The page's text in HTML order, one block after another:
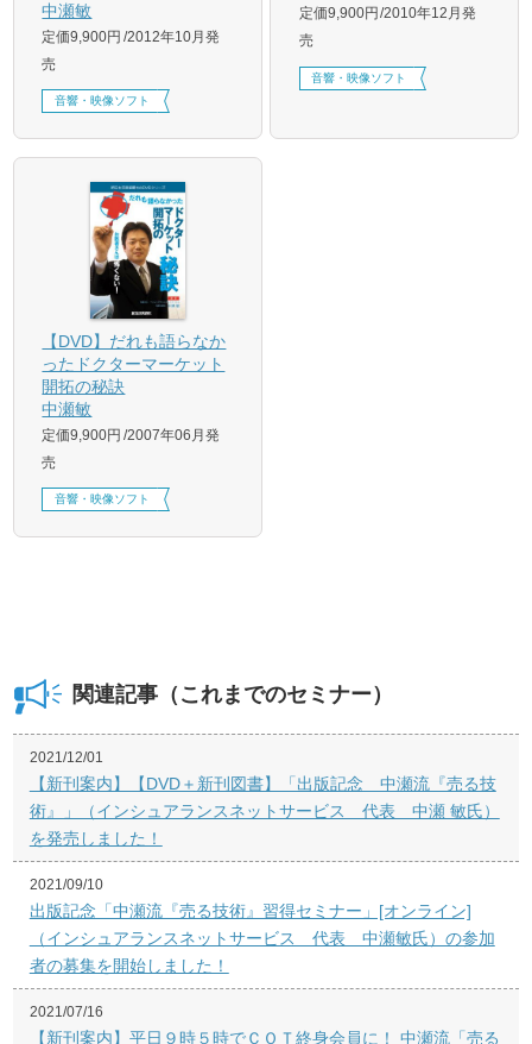
中瀬敏
定価9,900円 2012年10月発
売
音響・映像ソフト
定価9,900円 2010年12月発
売
音響・映像ソフト
【DVD】だれも語らなか
ったドクターマーケット
開拓の秘訣
中瀬敏
定価9,900円 2007年06月発
売
音響・映像ソフト
関連記事（これまでのセミナー）
2021/12/01
【新刊案内】【DVD＋新刊図書】「出版記念 中瀬流『売る技
術』」（インシュアランスネットサービス 代表 中瀬 敏氏）
を発売しました！
2021/09/10
出版記念「中瀬流『売る技術』習得セミナー」[オンライン]
（インシュアランスネットサービス 代表 中瀬敏氏）の参加
者の募集を開始しました！
2021/07/16
【新刊案内】平日９時５時でＣＯＴ終身会員に！ 中瀬流「売る